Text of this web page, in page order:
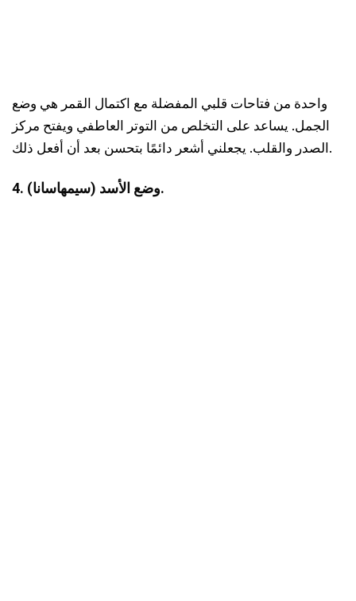
واحدة من فتاحات قلبي المفضلة مع اكتمال القمر هي وضع
الجمل. يساعد على التخلص من التوتر العاطفي ويفتح مركز
الصدر والقلب. يجعلني أشعر دائمًا بتحسن بعد أن أفعل ذلك.
4. وضع الأسد (سيمهاسانا).